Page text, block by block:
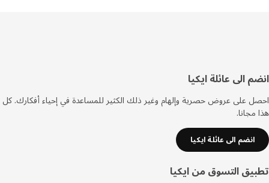
الى عائلة ايكيا
على عروض حصرية وإلهام وغير ذلك الكثير للمساعدة في إحياء أفكارك. كل
انضم الى عائلة ايكيا
التسوق من ايكيا